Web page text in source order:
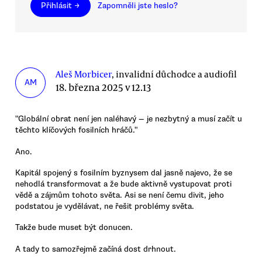
Přihlásit → Zapomněli jste heslo?
AM
Aleš Morbicer, invalidní důchodce a audiofil
18. března 2025 v 12.13
"Globální obrat není jen naléhavý — je nezbytný a musí začít u
těchto klíčových fosilních hráčů."
Ano.
Kapitál spojený s fosilním byznysem dal jasně najevo, že se
nehodlá transformovat a že bude aktivně vystupovat proti
vědě a zájmům tohoto světa. Asi se není čemu divit, jeho
podstatou je vydělávat, ne řešit problémy světa.
Takže bude muset být donucen.
A tady to samozřejmě začíná dost drhnout.